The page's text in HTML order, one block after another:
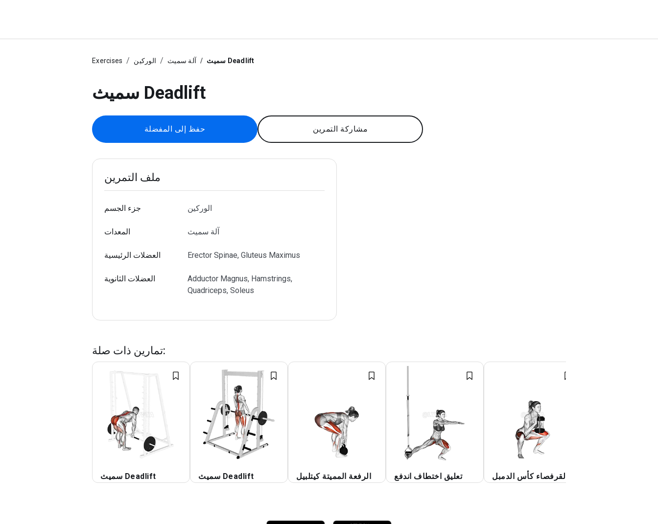
Exercises الوركين آلة سميث سميث Deadlift
سميث Deadlift
حفظ إلى المفضلة مشاركة التمرين
ملف التمرين
جزء الجسم الوركين
المعدات آلة سميث
العضلات الرئيسية Erector Spinae, Gluteus Maximus
العضلات الثانوية
Adductor Magnus, Hamstrings,
Quadriceps, Soleus
تمارين ذات صلة:
سميث Deadlift سميث Deadlift الرفعة المميتة كيتلبيل تعليق اختطاف اندفع القرفصاء كأس الدمبل